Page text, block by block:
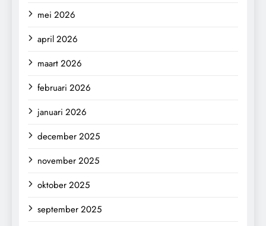
mei 2026
april 2026
maart 2026
februari 2026
januari 2026
december 2025
november 2025
oktober 2025
september 2025